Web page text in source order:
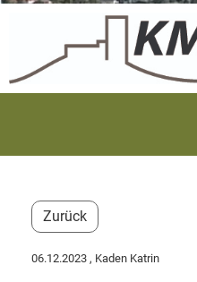
Zurück
06.12.2023 , Kaden Katrin